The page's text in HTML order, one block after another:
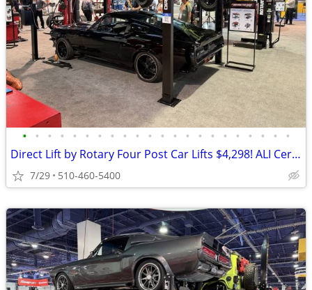
• • • • • • • • • • • • • • • • • • • • • •
Direct Lift by Rotary Four Post Car Lifts $4,298! ALI Certified!
7/29 510-460-5400